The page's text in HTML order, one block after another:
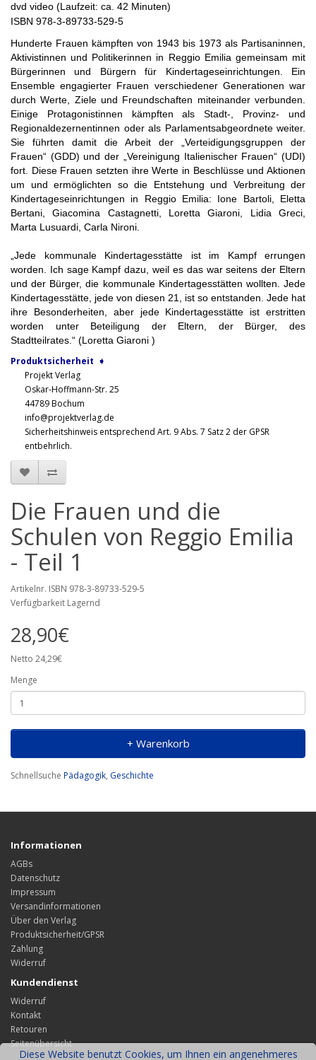
Diese Website benutzt Cookies, um Ihnen ein angenehmeres
dvd video (Laufzeit: ca. 42 Minuten)
ISBN 978-3-89733-529-5
Hunderte Frauen kämpften von 1943 bis 1973 als Partisaninnen,
Aktivistinnen und Politikerinnen in Reggio Emilia gemeinsam mit
Bürgerinnen und Bürgern für Kindertageseinrichtungen. Ein
Ensemble engagierter Frauen verschiedener Generationen war
durch Werte, Ziele und Freundschaften miteinander verbunden.
Einige Protagonistinnen kämpften als Stadt-, Provinz- und
Regionaldezernentinnen oder als Parlamentsabgeordnete weiter.
Sie führten damit die Arbeit der „Verteidigungsgruppen der
Frauen“ (GDD) und der „Vereinigung Italienischer Frauen“ (UDI)
fort. Diese Frauen setzten ihre Werte in Beschlüsse und Aktionen
um und ermöglichten so die Entstehung und Verbreitung der
Kindertageseinrichtungen in Reggio Emilia: Ione Bartoli, Eletta
Bertani, Giacomina Castagnetti, Loretta Giaroni, Lidia Greci,
Marta Lusuardi, Carla Nironi.
„Jede kommunale Kindertagesstätte ist im Kampf errungen
worden. Ich sage Kampf dazu, weil es das war seitens der Eltern
und der Bürger, die kommunale Kindertagesstätten wollten. Jede
Kindertagesstätte, jede von diesen 21, ist so entstanden. Jede hat
ihre Besonderheiten, aber jede Kindertagesstätte ist erstritten
worden unter Beteiligung der Eltern, der Bürger, des
Stadtteilrates.“ (Loretta Giaroni )
Produktsicherheit ➧
Projekt Verlag
Oskar-Hoffmann-Str. 25
44789 Bochum
info@projektverlag.de
Sicherheitshinweis entsprechend Art. 9 Abs. 7 Satz 2 der GPSR
entbehrlich.
Die Frauen und die
Schulen von Reggio Emilia
- Teil 1
Artikelnr. ISBN 978-3-89733-529-5
Verfügbarkeit Lagernd
28,90€
Netto 24,29€
Menge
+ Warenkorb
Schnellsuche Pädagogik, Geschichte
Informationen
AGBs
Datenschutz
Impressum
Versandinformationen
Über den Verlag
Produktsicherheit/GPSR
Zahlung
Widerruf
Kundendienst
Widerruf
Kontakt
Retouren
Seitenübersicht